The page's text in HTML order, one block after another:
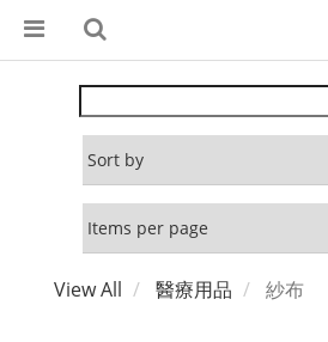
View All 醫療用品 紗布